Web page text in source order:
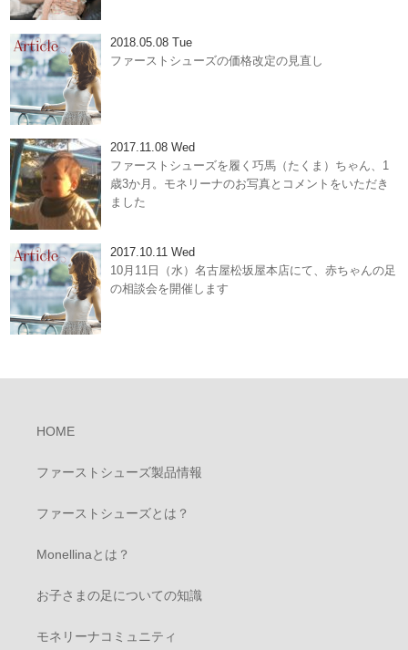
2018.05.08 Tue
ファーストシューズの価格改定の見直し
2017.11.08 Wed
ファーストシューズを履く巧馬（たくま）ちゃん、1
歳3か月。モネリーナのお写真とコメントをいただき
ました
2017.10.11 Wed
10月11日（水）名古屋松坂屋本店にて、赤ちゃんの足
の相談会を開催します
HOME
ファーストシューズ製品情報
ファーストシューズとは？
Monellinaとは？
お子さまの足についての知識
モネリーナコミュニティ